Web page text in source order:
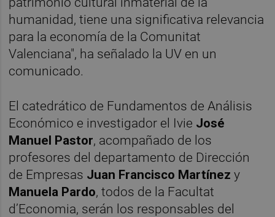
humanidad, tiene una significativa relevancia
para la economía de la Comunitat
Valenciana", ha señalado la UV en un
comunicado.
El catedrático de Fundamentos de Análisis
Económico e investigador el Ivie José
Manuel Pastor, acompañado de los
profesores del departamento de Dirección
de Empresas Juan Francisco Martínez y
Manuela Pardo, todos de la Facultat
d’Economia, serán los responsables del